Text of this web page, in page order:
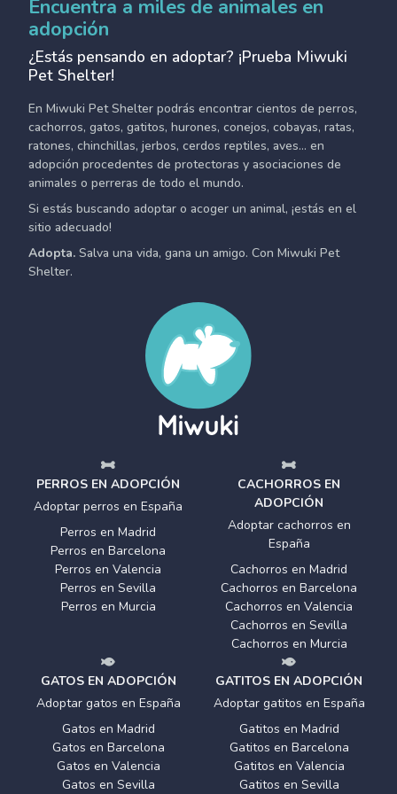
Encuentra a miles de animales en
adopción
¿Estás pensando en adoptar? ¡Prueba Miwuki
Pet Shelter!
En Miwuki Pet Shelter podrás encontrar cientos de perros,
cachorros, gatos, gatitos, hurones, conejos, cobayas, ratas,
ratones, chinchillas, jerbos, cerdos reptiles, aves... en
adopción procedentes de protectoras y asociaciones de
animales o perreras de todo el mundo.
Si estás buscando adoptar o acoger un animal, ¡estás en el
sitio adecuado!
Adopta. Salva una vida, gana un amigo. Con Miwuki Pet
Shelter.
PERROS EN ADOPCIÓN
Adoptar perros en España
Perros en Madrid
Perros en Barcelona
Perros en Valencia
Perros en Sevilla
Perros en Murcia
CACHORROS EN
ADOPCIÓN
Adoptar cachorros en
España
Cachorros en Madrid
Cachorros en Barcelona
Cachorros en Valencia
Cachorros en Sevilla
Cachorros en Murcia
GATOS EN ADOPCIÓN
Adoptar gatos en España
Gatos en Madrid
Gatos en Barcelona
Gatos en Valencia
Gatos en Sevilla
GATITOS EN ADOPCIÓN
Adoptar gatitos en España
Gatitos en Madrid
Gatitos en Barcelona
Gatitos en Valencia
Gatitos en Sevilla